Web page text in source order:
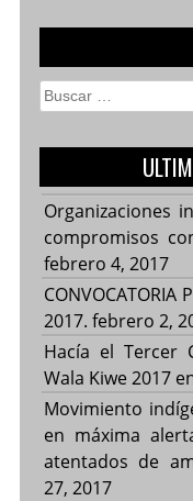
Buscar:
Organizaciones
compromisos
febrero 4, 2017
CONVOCATORIA
2017. febrero 2,
Hacía el Tercer
Wala Kiwe 2017
Movimiento
en máxima
atentados de
27, 2017